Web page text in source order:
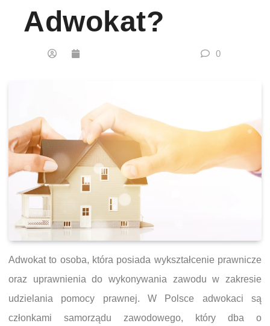
Adwokat?
0
Adwokat to osoba, która posiada wykształcenie prawnicze
oraz uprawnienia do wykonywania zawodu w zakresie
udzielania pomocy prawnej. W Polsce adwokaci są
członkami samorządu zawodowego, który dba o